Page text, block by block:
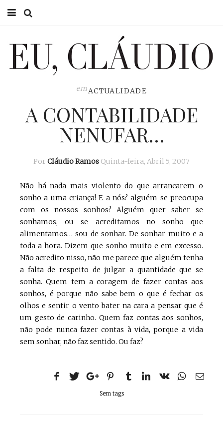
EU CLÁUDIO
EU NA TV
emACTUALIDADE
A CONTABILIDADE
NENUFAR…
Por Cláudio Ramos Quinta-feira, Abril 5, 2007
Não há nada mais violento do que arrancarem o
sonho a uma criança! E a nós? alguém se preocupa
com os nossos sonhos? Alguém quer saber se
sonhamos, ou se acreditamos no sonho que
alimentamos… sou de sonhar. De sonhar muito e a
toda a hora. Dizem que sonho muito e em excesso.
Não acredito nisso, não me parece que alguém tenha
a falta de respeito de julgar a quantidade que se
sonha. Quem tem a coragem de fazer contas aos
sonhos, é porque não sabe bem o que é fechar os
olhos e sentir o vento bater na cara a pensar que é
um gesto de carinho. Quem faz contas aos sonhos,
não pode nunca fazer contas à vida, porque a vida
sem sonhar, não faz sentido. Ou faz?
Sem tags